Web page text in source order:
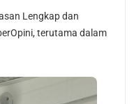
Lengkap dan
terutama dalam